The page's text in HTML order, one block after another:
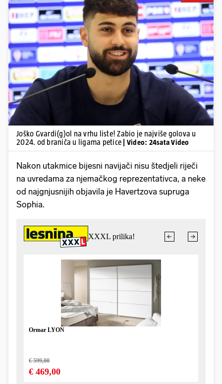
Pokretanje videa...
Joško Gvardi(g)ol na vrhu liste! Zabio je najviše golova u
2024. od braniča u ligama petice
| Video: 24sata Video
Nakon utakmice bijesni navijači nisu štedjeli riječi
na uvredama za njemačkog reprezentativca, a neke
od najgnjusnijih objavila je Havertzova supruga
Sophia.